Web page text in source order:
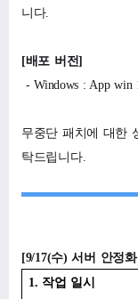
니다.
[배포 버전]
- Windows : App win
무중단 패치에 대한
탁드립니다.
[9/17(수) 서버 안정
1. 작업 일시